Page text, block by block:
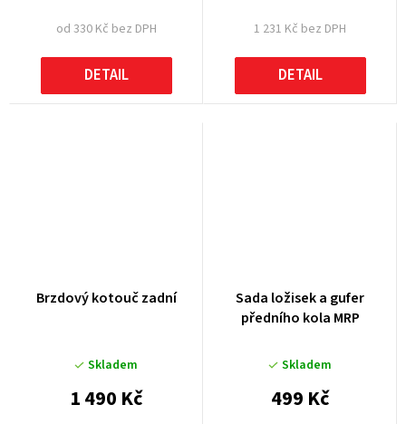
od 330 Kč bez DPH
DETAIL
1 231 Kč bez DPH
DETAIL
Brzdový kotouč zadní
Skladem
1 490 Kč
Sada ložisek a gufer
předního kola MRP
Skladem
499 Kč